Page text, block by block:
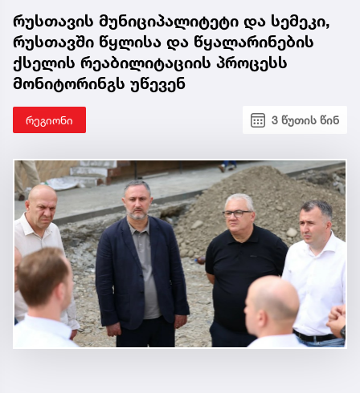
რუსთავის მუნიციპალიტეტი და სემეკი,
რუსთავში წყლისა და წყალარინების
ქსელის რეაბილიტაციის პროცესს
მონიტორინგს უწევენ
რეგიონი 3 წუთის წინ